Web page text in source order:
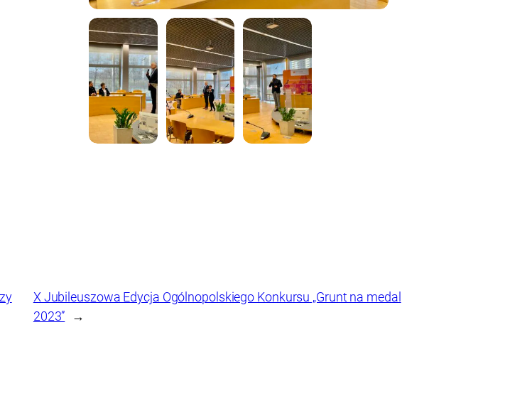
X Jubileuszowa Edycja Ogólnopolskiego Konkursu „Grunt na medal
2023”
→